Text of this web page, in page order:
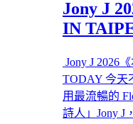
Jony J
IN
Jony J 2026
TODAY 今天
用最流暢的
詩人」Jony J